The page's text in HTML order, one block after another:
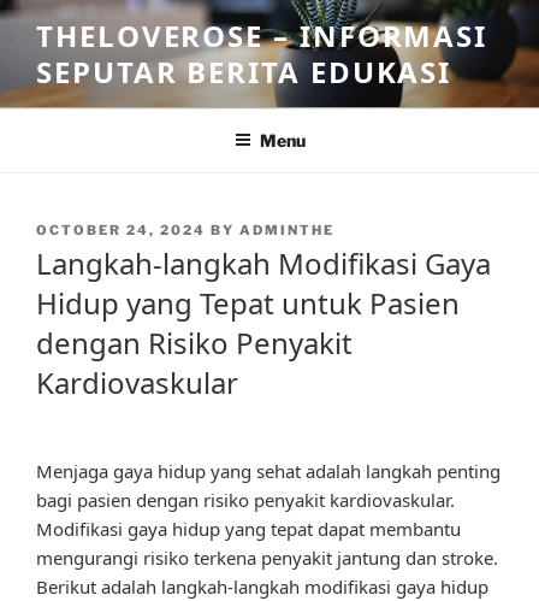
Skip
content
THELOVEROSE – INFORMASI
SEPUTAR BERITA EDUKASI
Menu
POSTED
OCTOBER 24, 2024 BY ADMINTHE
Langkah-langkah Modifikasi Gaya
Hidup yang Tepat untuk Pasien
dengan Risiko Penyakit
Kardiovaskular
Menjaga gaya hidup yang sehat adalah langkah penting
bagi pasien dengan risiko penyakit kardiovaskular.
Modifikasi gaya hidup yang tepat dapat membantu
mengurangi risiko terkena penyakit jantung dan stroke.
Berikut adalah langkah-langkah modifikasi gaya hidup